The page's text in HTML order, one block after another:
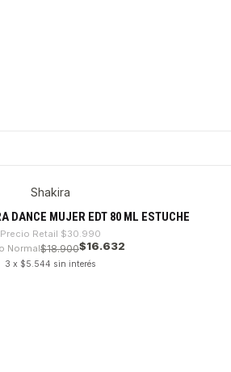
Shakira
DANCE MUJER EDT 80 ML ESTUCHE
Precio Retail $30.990
Normal$18.900$16.632
3 x $5.544 sin interés